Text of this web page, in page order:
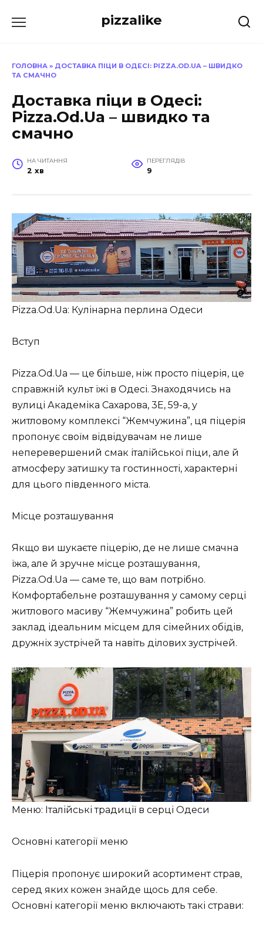
до
pizzalike
ГОЛОВНА » ДОСТАВКА ПІЦИ В ОДЕСІ: PIZZA.OD.UA – ШВИДКО
ТА СМАЧНО
Доставка піци в Одесі:
Pizza.Od.Ua – швидко та
смачно
НА ЧИТАННЯ
2 хв
ПЕРЕГЛЯДІВ
9
Pizza.Od.Ua: Кулінарна перлина Одеси
Вступ
Pizza.Od.Ua — це більше, ніж просто піцерія, це
справжній культ їжі в Одесі. Знаходячись на
вулиці Академіка Сахарова, 3Е, 59-а, у
житловому комплексі “Жемчужина”, ця піцерія
пропонує своїм відвідувачам не лише
неперевершений смак італійської піци, але й
атмосферу затишку та гостинності, характерні
для цього південного міста.
Місце розташування
Якщо ви шукаєте піцерію, де не лише смачна
їжа, але й зручне місце розташування,
Pizza.Od.Ua — саме те, що вам потрібно.
Комфортабельне розташування у самому серці
житлового масиву “Жемчужина” робить цей
заклад ідеальним місцем для сімейних обідів,
дружніх зустрічей та навіть ділових зустрічей.
Меню: Італійські традиції в серці Одеси
Основні категорії меню
Піцерія пропонує широкий асортимент страв,
серед яких кожен знайде щось для себе.
Основні категорії меню включають такі страви: